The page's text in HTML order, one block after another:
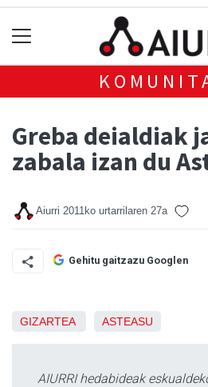
Greba deialdiak
zabala izan du
Aiurri 2011ko urtarrilaren 27a
Gehitu gaitzazu Googlen
GIZARTEA ASTEASU
AIURRI hedabideak